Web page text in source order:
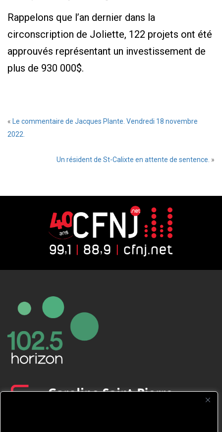
Rappelons que l’an dernier dans la
circonscription de Joliette, 122 projets ont été
approuvés représentant un investissement de
plus de 930 000$.
«
Le commentaire de Jacques Plante. Vendredi 18 novembre
2022.
Un résident de St-Calixte en attente de sentence. »